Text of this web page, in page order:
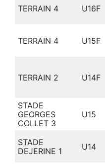
TERRAIN 4 U16F
TERRAIN 4 U15F
TERRAIN 2 U14F
STADE
GEORGES
COLLET 3
U15
STADE
DEJERINE 1
U14